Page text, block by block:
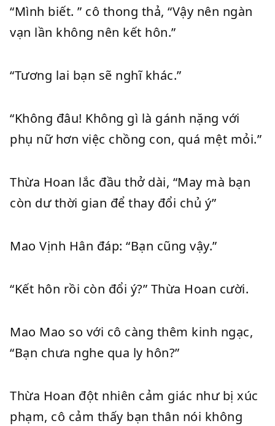
“Mình biết. ” cô thong thả, “Vậy nên ngàn
vạn lần không nên kết hôn.”
“Tương lai bạn sẽ nghĩ khác.”
“Không đâu! Không gì là gánh nặng với
phụ nữ hơn việc chồng con, quá mệt mỏi.”
Thừa Hoan lắc đầu thở dài, “May mà bạn
còn dư thời gian để thay đổi chủ ý”
Mao Vịnh Hân đáp: “Bạn cũng vậy.”
“Kết hôn rồi còn đổi ý?” Thừa Hoan cười.
Mao Mao so với cô càng thêm kinh ngạc,
“Bạn chưa nghe qua ly hôn?”
Thừa Hoan đột nhiên cảm giác như bị xúc
phạm, cô cảm thấy bạn thân nói không